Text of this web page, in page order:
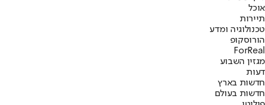
אוכל
תיירות
טכנולוגיה ומדע
הורוסקופ
ForReal
מגזין השבוע
דעות
חדשות בארץ
חדשות בעולם